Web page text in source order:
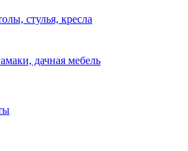
стулья, кресла
дачная мебель